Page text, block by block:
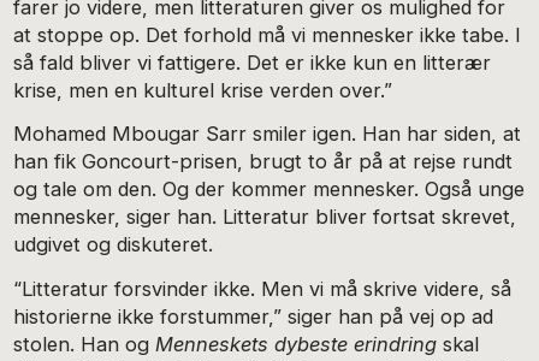
farer jo videre, men litteraturen giver os mulighed for
at stoppe op. Det forhold må vi mennesker ikke tabe. I
så fald bliver vi fattigere. Det er ikke kun en litterær
krise, men en kulturel krise verden over.”
Mohamed Mbougar Sarr smiler igen. Han har siden, at
han fik Goncourt-prisen, brugt to år på at rejse rundt
og tale om den. Og der kommer mennesker. Også unge
mennesker, siger han. Litteratur bliver fortsat skrevet,
udgivet og diskuteret.
“Litteratur forsvinder ikke. Men vi må skrive videre, så
historierne ikke forstummer,” siger han på vej op ad
stolen. Han og Menneskets dybeste erindring skal